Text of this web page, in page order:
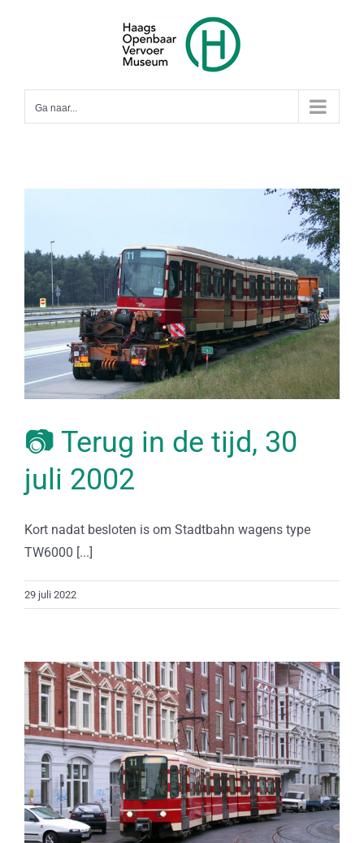
Ga naar...
📷 Terug in de tijd, 30
juli 2002
Kort nadat besloten is om Stadtbahn wagens type
TW6000 [...]
29 juli 2022